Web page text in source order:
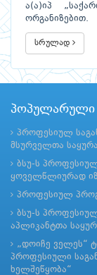
ა(ა)იპ
ორგანიზებით.
სრულად
პოპულარული
პროფესიულ
მსურველთა
ბსუ-ს
ყოველწლიურად
პროფესიულ
ბსუ-ს
აპლიკანტთა
„დოიჩე ველეს“
პროფესიული
ხელშეწყობა“